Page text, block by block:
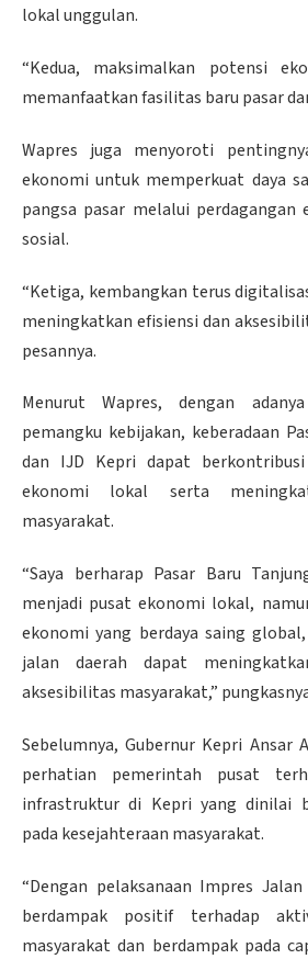
lokal unggulan.
“Kedua, maksimalkan potensi
memanfaatkan fasilitas baru pasar
Wapres juga menyoroti
ekonomi untuk memperkuat daya
pangsa pasar melalui perdagangan
sosial.
“Ketiga, kembangkan terus
meningkatkan efisiensi dan
pesannya.
Menurut Wapres, dengan
pemangku kebijakan, keberadaan
dan IJD Kepri dapat
ekonomi lokal serta
masyarakat.
“Saya berharap Pasar Baru
menjadi pusat ekonomi lokal,
ekonomi yang berdaya saing
jalan daerah dapat
aksesibilitas masyarakat,”
Sebelumnya, Gubernur Kepri Ansar
perhatian pemerintah pusat
infrastruktur di Kepri yang dinilai
pada kesejahteraan masyarakat.
“Dengan pelaksanaan Impres
berdampak positif terhadap
masyarakat dan berdampak pada